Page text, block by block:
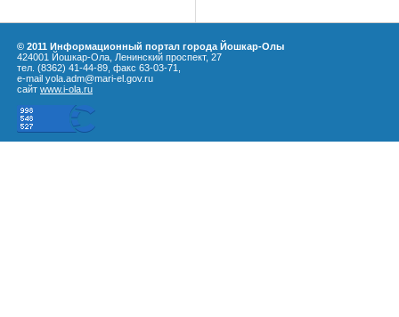
© 2011 Информационный портал города Йошкар-Олы
424001 Йошкар-Ола, Ленинский проспект, 27
тел. (8362) 41-44-89, факс 63-03-71,
e-mail yola.adm@mari-el.gov.ru
сайт www.i-ola.ru